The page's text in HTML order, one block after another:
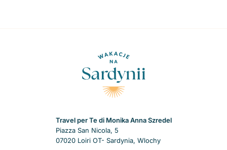
Travel per Te di Monika Anna Szredel
Piazza San Nicola, 5
07020 Loiri OT- Sardynia, Wlochy